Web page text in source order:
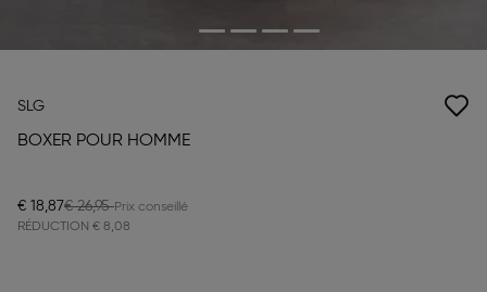
SLG
BOXER POUR HOMME
€ 18,87€ 26,95
RÉDUCTION € 8,08